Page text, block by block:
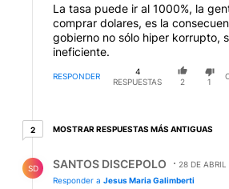
La tasa puede ir al 1000%, la
comprar dolares, es la
gobierno no sólo hiper korrupto,
ineficiente.
RESPONDER
4
RESPUESTAS
2 1
22 respuestas más antiguas
MOSTRAR RESPUESTAS MÁS ANTIGUAS
SD SANTOS DISCEPOLO
28 DE
Responder a Jesus Maria Galimberti